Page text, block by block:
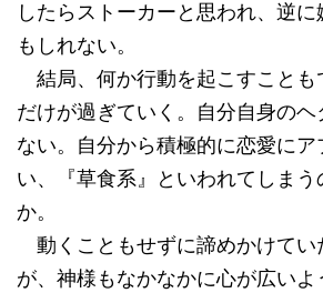
したらストーカーと思われ、逆
もしれない。
結局、何か行動を起こすことも
だけが過ぎていく。自分自身の
ない。自分から積極的に恋愛にア
い、『草食系』といわれてしまう
か。
動くこともせずに諦めかけてい
が、神様もなかなかに心が広いよ